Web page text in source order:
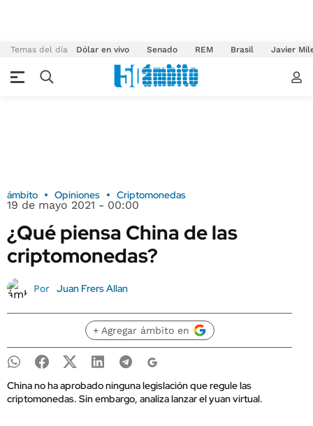
Temas del día Dólar en vivo Senado REM Brasil Javier
ámbito Opiniones Criptomonedas
19 de mayo 2021 - 00:00
¿Qué piensa China de las
criptomonedas?
Por Juan Frers Allan
+ Agregar ámbito en
China no ha aprobado ninguna legislación que regule las
criptomonedas. Sin embargo, analiza lanzar el yuan virtual.